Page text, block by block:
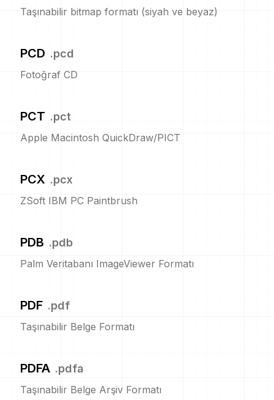
Taşınabilir bitmap formatı (siyah ve beyaz)
PCD .pcd
Fotoğraf CD
PCT .pct
Apple Macintosh QuickDraw/PICT
PCX .pcx
ZSoft IBM PC Paintbrush
PDB .pdb
Palm Veritabanı ImageViewer Formatı
PDF .pdf
Taşınabilir Belge Formatı
PDFA .pdfa
Taşınabilir Belge Arşiv Formatı